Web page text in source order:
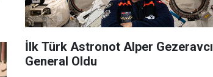
İlk Türk Astronot Alper Gezeravcı
General Oldu